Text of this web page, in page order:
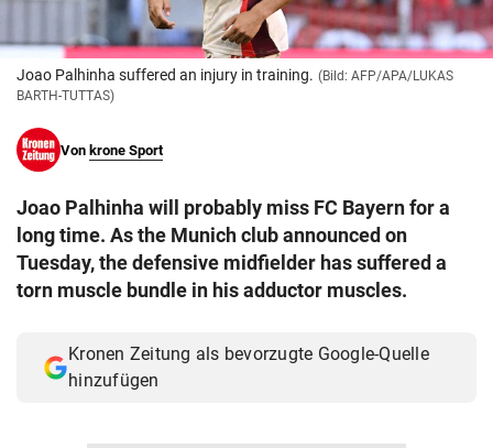
Muthgasse 2, 1190 Wien
Joao Palhinha suffered an injury in training. (Bild: AFP/APA/LUKAS
BARTH-TUTTAS)
Von krone Sport
Joao Palhinha will probably miss FC Bayern for a
long time. As the Munich club announced on
Tuesday, the defensive midfielder has suffered a
torn muscle bundle in his adductor muscles.
Kronen Zeitung als bevorzugte Google-Quelle
hinzufügen